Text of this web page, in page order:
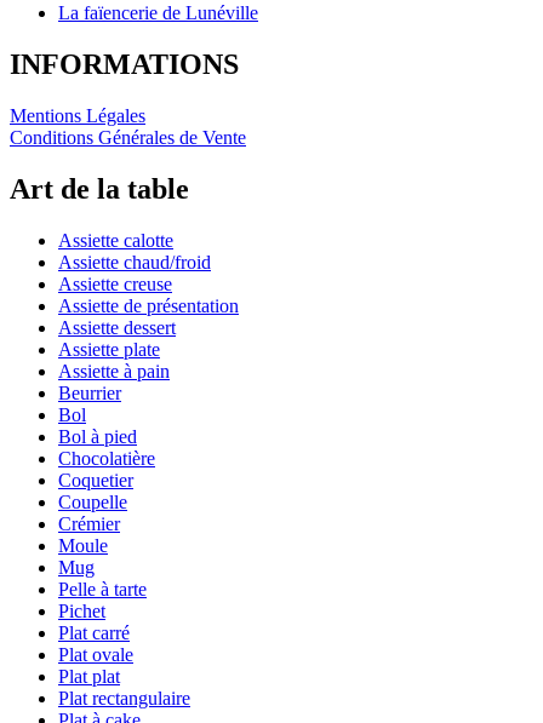
La faïencerie de Lunéville
INFORMATIONS
Mentions Légales
Conditions Générales de Vente
Art de la table
Assiette calotte
Assiette chaud/froid
Assiette creuse
Assiette de présentation
Assiette dessert
Assiette plate
Assiette à pain
Beurrier
Bol
Bol à pied
Chocolatière
Coquetier
Coupelle
Crémier
Moule
Mug
Pelle à tarte
Pichet
Plat carré
Plat ovale
Plat plat
Plat rectangulaire